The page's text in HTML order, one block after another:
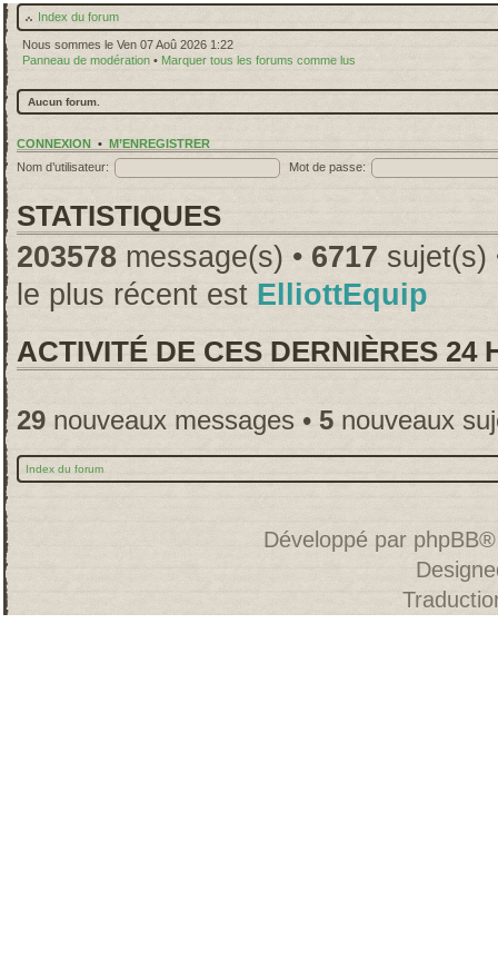
Index du forum
Nous sommes le Ven 07 Aoû 2026 1:22
Panneau de modération • Marquer tous les forums comme lus
Aucun forum.
CONNEXION • M’ENREGISTRER
Nom d’utilisateur:
Mot de passe:
STATISTIQUES
203578 message(s) • 6717 sujet(s)
le plus récent est ElliottEquip
ACTIVITÉ DE CES DERNIÈRES 24
29 nouveaux messages • 5 nouveaux
Index du forum
Développé par phpBB®